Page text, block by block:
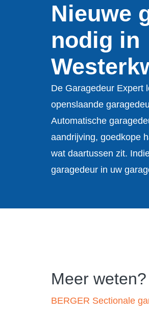
Nieuwe
nodig in
De Garagedeur Expert
openslaande
Automatische
aandrijving, goedkope
wat daartussen zit.
garagedeur in uw
Meer weten?
BERGER Sectionale